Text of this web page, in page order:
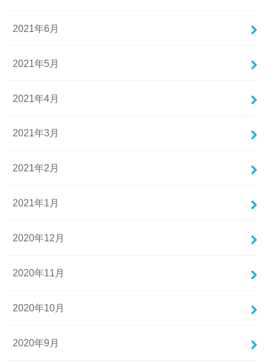
2021年6月
2021年5月
2021年4月
2021年3月
2021年2月
2021年1月
2020年12月
2020年11月
2020年10月
2020年9月